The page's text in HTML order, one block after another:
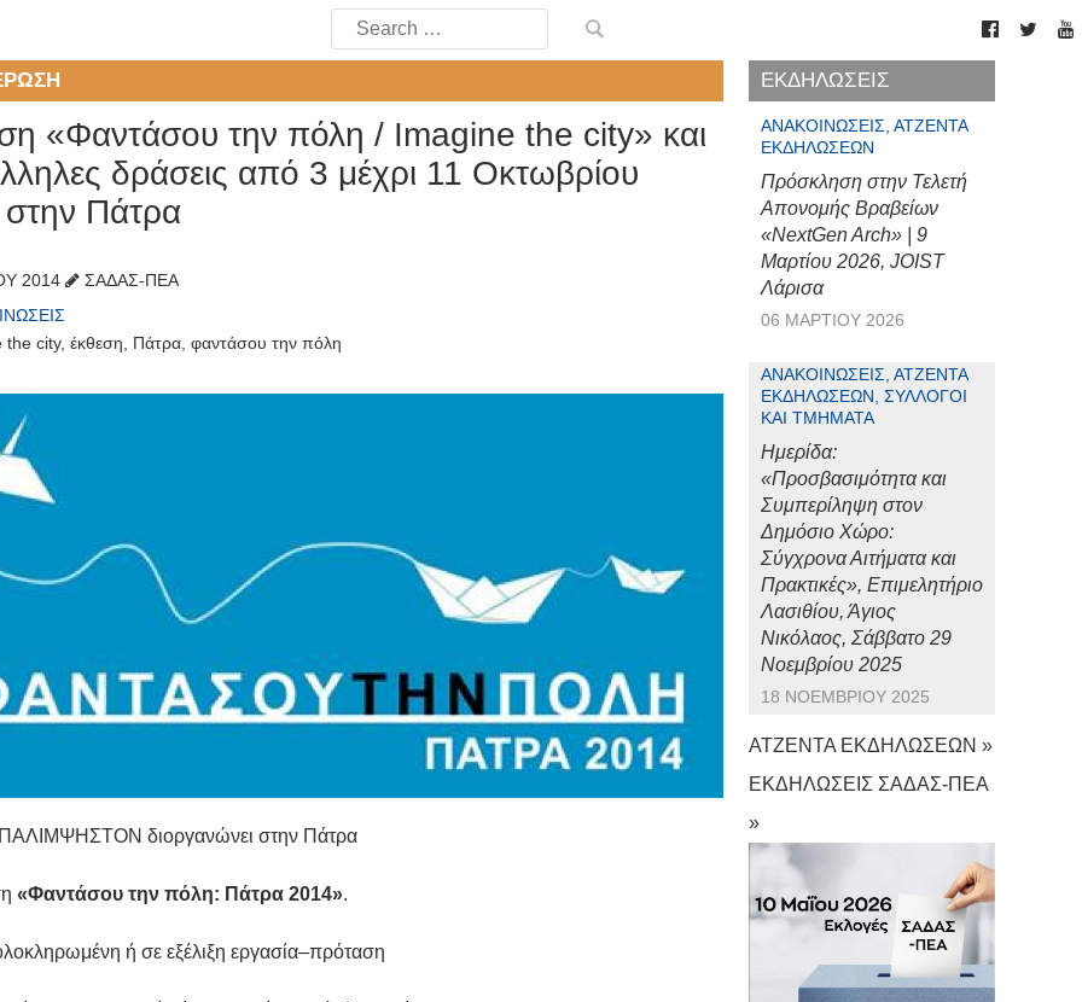
Search
for:
«Φαντάσου την πόλη / Imagine the city» και
δράσεις από 3 μέχρι 11 Οκτωβρίου
Πάτρα
2014
ΣΑΔΑΣ-ΠΕΑ
the city, έκθεση, Πάτρα, φαντάσου την πόλη
διοργανώνει στην Πάτρα
«Φαντάσου την πόλη: Πάτρα 2014».
ή σε εξέλιξη εργασία–πρόταση
ΕΚΔΗΛΩΣΕΙΣ
ΑΝΑΚΟΙΝΏΣΕΙΣ, ΑΤΖΈΝΤΑ
ΕΚΔΗΛΏΣΕΩΝ
Πρόσκληση στην Τελετή
Απονομής Βραβείων
«NextGen Arch» | 9
Μαρτίου 2026, JOIST
Λάρισα
06 ΜΑΡΤΊΟΥ 2026
ΑΝΑΚΟΙΝΏΣΕΙΣ, ΑΤΖΈΝΤΑ
ΕΚΔΗΛΏΣΕΩΝ, ΣΎΛΛΟΓΟΙ
ΚΑΙ ΤΜΉΜΑΤΑ
Ημερίδα:
«Προσβασιμότητα και
Συμπερίληψη στον
Δημόσιο Χώρο:
Σύγχρονα Αιτήματα και
Πρακτικές», Επιμελητήριο
Λασιθίου, Άγιος
Νικόλαος, Σάββατο 29
Νοεμβρίου 2025
18 ΝΟΕΜΒΡΊΟΥ 2025
ΑΤΖΕΝΤΑ ΕΚΔΗΛΩΣΕΩΝ »
ΕΚΔΗΛΩΣΕΙΣ ΣΑΔΑΣ-ΠΕΑ
»